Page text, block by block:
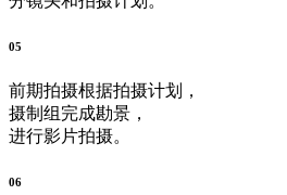
05
前期拍摄根据拍摄计划，
摄制组完成勘景，
进行影片拍摄。
06